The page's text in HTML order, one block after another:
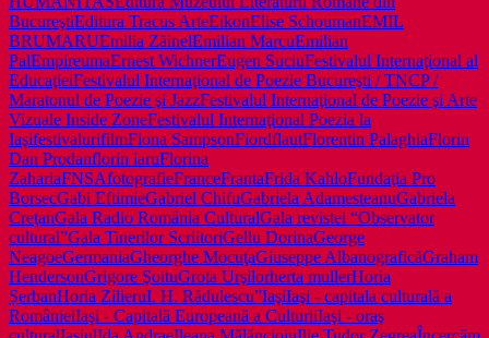
BucureştiEditura Tracus ArteEikonElise SchoumanEMIL
BRUMARUEmilia ZăinelEmilian MarcuEmilian
PalEmpireumaErnest WichnerEugen SuciuFestivalul Internaţional al
EducaţieiFestivalul Internaţional de Poezie Bucureşti / TNCP /
Maratonul de Poezie şi JazzFestivalul Internaţional de Poezie şi Arte
Vizuale Inside ZoneFestivalul Internaţional Poezia la
IaşifestivalurifilmFiona SampsonFiordflautFlorentin PalaghiaFlorin
Dan Prodanflorin iaruFlorina
ZahariaFNSAfotografieFranceFrantaFrida KahloFundaţia Pro
BorsecGabi EftimieGabriel ChifuGabriela AdamesteanuGabriela
CreţanGala Radio România CulturalGala revistei “Observator
cultural”Gala Tinerilor ScriitoriGellu DorinaGeorge
NeagoeGermaniaGheorghe MocuţaGiuseppe AlbanograficăGraham
HendersonGrigore ŞoituGrota Urşilorherta mullerHoria
ȘerbanHoria ZilieruI. H. Rădulescu”IaşiIaşi - capitala culturală a
RomânieiIaşi - Capitală Europeană a CulturiiIaşi - oraş